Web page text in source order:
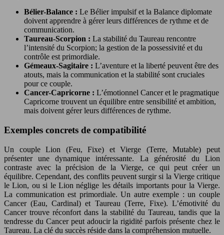
Bélier-Balance : Le Bélier impulsif et la Balance diplomate
doivent apprendre à gérer leurs différences de rythme et de
communication.
Taureau-Scorpion : La stabilité du Taureau rencontre
l’intensité du Scorpion; la gestion de la possessivité et du
contrôle est primordiale.
Gémeaux-Sagitaire : L’aventure et la liberté peuvent être des
atouts, mais la communication et la stabilité sont cruciales
pour ce couple.
Cancer-Capricorne : L’émotionnel Cancer et le pragmatique
Capricorne trouvent un équilibre entre sensibilité et ambition,
mais doivent gérer leurs différences de rythme.
Exemples concrets de compatibilité
Un couple Lion (Feu, Fixe) et Vierge (Terre, Mutable) peut
présenter une dynamique intéressante. La générosité du Lion
contraste avec la précision de la Vierge, ce qui peut créer un
équilibre. Cependant, des conflits peuvent surgir si la Vierge critique
le Lion, ou si le Lion néglige les détails importants pour la Vierge.
La communication est primordiale. Un autre exemple : un couple
Cancer (Eau, Cardinal) et Taureau (Terre, Fixe). L’émotivité du
Cancer trouve réconfort dans la stabilité du Taureau, tandis que la
tendresse du Cancer peut adoucir la rigidité parfois présente chez le
Taureau. La clé du succès réside dans la compréhension mutuelle.